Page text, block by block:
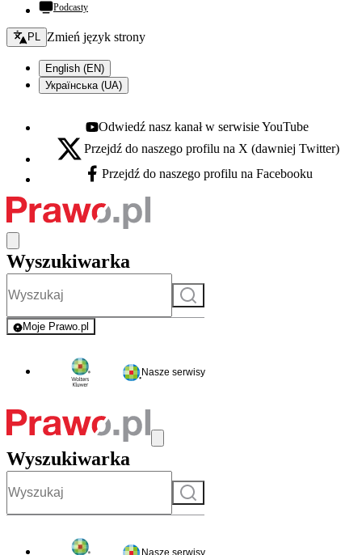
Podcasty
Zmień język - bieżący:
PL Zmień język strony
English (EN)
Українська (UA)
Youtube - otwiera się w nowej karcie
Odwiedź nasz kanał w serwisie YouTube
X - otwiera się w nowej karcie
Przejdź do naszego profilu na X (dawniej Twitter)
Facebook - otwiera się w nowej karcie
Przejdź do naszego profilu na Facebooku
Wyszukiwarka
Szukaj
Moje Prawo.pl
- rejestracja i logowanie do serwisu
Nasze serwisy
Wyszukiwarka
Szukaj